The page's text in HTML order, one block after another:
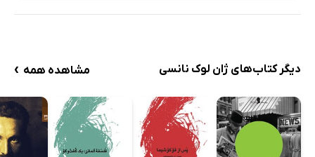
دیگر کتاب‌های ژان لوک نانسی مشاهده همه ›